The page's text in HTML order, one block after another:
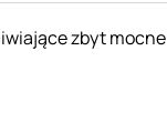
zbyt mocne